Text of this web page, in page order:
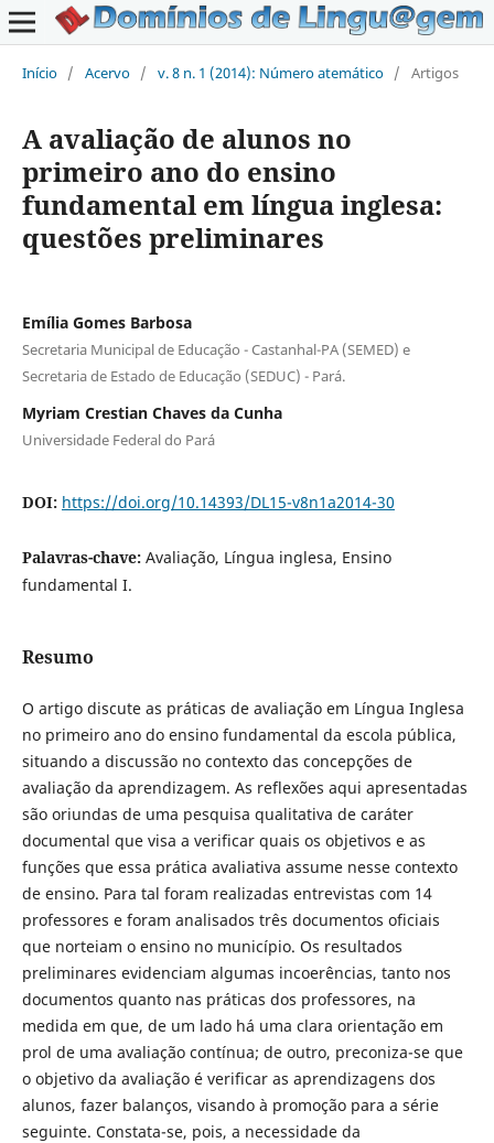
Início / Acervo / v. 8 n. 1 (2014): Número atemático / Artigos
A avaliação de alunos no
primeiro ano do ensino
fundamental em língua inglesa:
questões preliminares
Emília Gomes Barbosa
Secretaria Municipal de Educação - Castanhal-PA (SEMED) e
Secretaria de Estado de Educação (SEDUC) - Pará.
Myriam Crestian Chaves da Cunha
Universidade Federal do Pará
DOI: https://doi.org/10.14393/DL15-v8n1a2014-30
Palavras-chave: Avaliação, Língua inglesa, Ensino
fundamental I.
Resumo
O artigo discute as práticas de avaliação em Língua Inglesa
no primeiro ano do ensino fundamental da escola pública,
situando a discussão no contexto das concepções de
avaliação da aprendizagem. As reflexões aqui apresentadas
são oriundas de uma pesquisa qualitativa de caráter
documental que visa a verificar quais os objetivos e as
funções que essa prática avaliativa assume nesse contexto
de ensino. Para tal foram realizadas entrevistas com 14
professores e foram analisados três documentos oficiais
que norteiam o ensino no município. Os resultados
preliminares evidenciam algumas incoerências, tanto nos
documentos quanto nas práticas dos professores, na
medida em que, de um lado há uma clara orientação em
prol de uma avaliação contínua; de outro, preconiza-se que
o objetivo da avaliação é verificar as aprendizagens dos
alunos, fazer balanços, visando à promoção para a série
seguinte. Constata-se, pois, a necessidade da